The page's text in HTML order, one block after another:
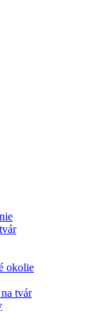
okolie
tvár